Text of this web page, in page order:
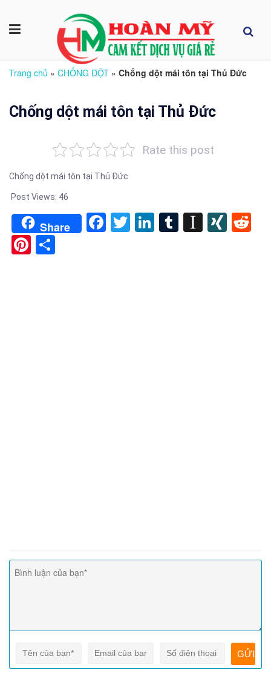
Trang chủ » CHỐNG DỘT » Chống dột mái tôn tại Thủ Đức
Chống dột mái tôn tại Thủ Đức
Rate this post
Chống dột mái tôn tại Thủ Đức
Post Views: 46
Share Facebook
TwitterLinkedIn
Tumblr
Pinterest